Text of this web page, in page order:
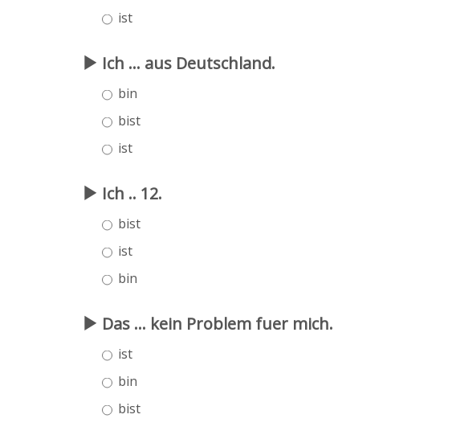
ist
Ich ... aus Deutschland.
bin
bist
ist
Ich .. 12.
bist
ist
bin
Das ... kein Problem fuer mich.
ist
bin
bist